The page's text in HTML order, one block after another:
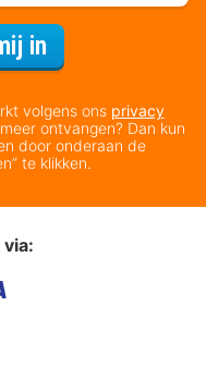
in
volgens ons privacy
ontvangen? Dan kun
door onderaan de
te klikken.